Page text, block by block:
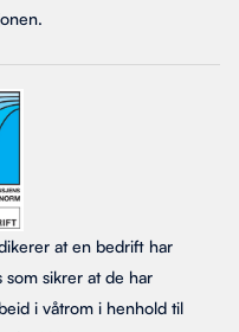
at en bedrift har
sikrer at de har
i våtrom i henhold til